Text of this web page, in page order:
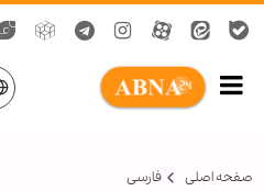
صفحه اصلی فارسی